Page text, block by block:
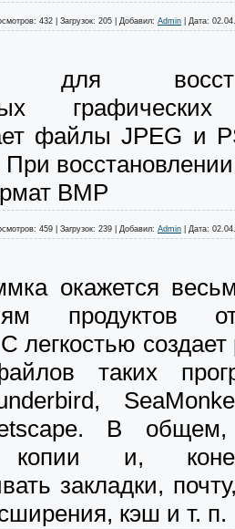
432 Загрузок: 205 Добавил: Admin Дата:
для
файлы JPEG и
BMP
459 Загрузок: 239 Добавил: Admin Дата:
окажется
продуктов
легкостью
таких
В общем,
копии и,
закладки,
кэш и т. п.